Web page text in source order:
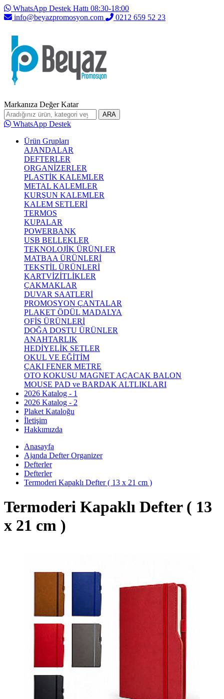
WhatsApp Destek Hattı 08:30-18:00
info@beyazpromosyon.com
0212 659 52 23
Markanıza Değer Katar
ARA
WhatsApp Destek
Ürün Grupları
AJANDALAR
DEFTERLER
ORGANİZERLER
PLASTİK KALEMLER
METAL KALEMLER
KURŞUN KALEMLER
KALEM SETLERİ
TERMOS
KUPALAR
POWERBANK
USB BELLEKLER
TEKNOLOJİK ÜRÜNLER
MATBAA ÜRÜNLERİ
TEKSTİL ÜRÜNLERİ
KARTVİZİTLİKLER
ÇAKMAKLAR
DUVAR SAATLERİ
PROMOSYON ÇANTALAR
PLAKET ÖDÜL MADALYA
OFİS ÜRÜNLERİ
DOĞA DOSTU ÜRÜNLER
ANAHTARLIK
HEDİYELİK SETLER
OKUL VE EĞİTİM
ÇAKI FENER METRE
OTO KOKUSU MAGNET AÇACAK BALON
MOUSE PAD ve BARDAK ALTLIKLARI
2026 Katalog - 1
2026 Katalog - 2
Plaket Kataloğu
İletişim
Hakkımızda
Anasayfa
Ajanda Defter Organizer
Defterler
Defterler
Termoderi Kapaklı Defter ( 13 x 21 cm )
Termoderi Kapaklı Defter ( 13
x 21 cm )